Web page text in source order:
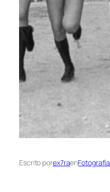
Escrito porex7raenFotografía